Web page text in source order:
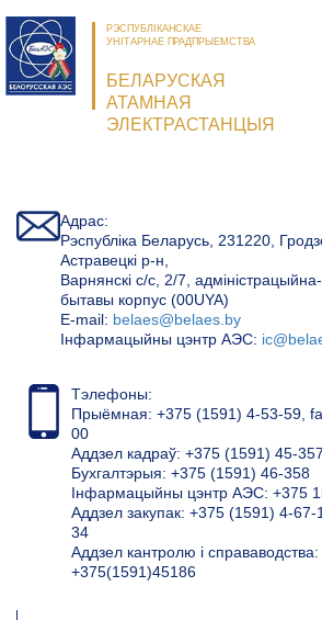
РЭСПУБЛІКАНСКАЕ
УНІТАРНАЕ ПРАДПРЫЕМСТВА
БЕЛАРУСКАЯ
АТАМНАЯ
ЭЛЕКТРАСТАНЦЫЯ
Адрас:
Рэспубліка Беларусь, 231220,
Астравецкі р-н,
Варнянскі с/с, 2/7,
бытавы корпус (00UYA)
Е-mail: belaes@belaes.by
Інфармацыйны цэнтр АЭС:
Тэлефоны:
Прыёмная: +375 (1591) 4-53-59,
00
Аддзел кадраў: +375 (1591) 45-
Бухгалтэрыя: +375 (1591) 46-358
Інфармацыйны цэнтр АЭС: +375
Аддзел закупак: +375 (1591) 4-
34
Аддзел кантролю і
+375(1591)45186